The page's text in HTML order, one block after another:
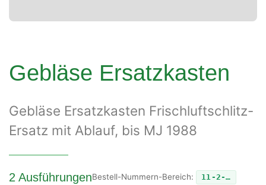
Gebläse Ersatzkasten
Gebläse Ersatzkasten Frischluftschlitz-
Ersatz mit Ablauf, bis MJ 1988
2 AusführungenBestell-Nummern-Bereich: 11-2-…